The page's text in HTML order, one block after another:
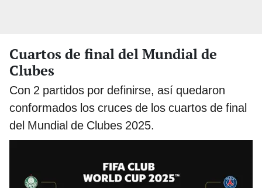
Cuartos de final del Mundial de
Clubes
Con 2 partidos por definirse, así quedaron
conformados los cruces de los cuartos de final
del Mundial de Clubes 2025.